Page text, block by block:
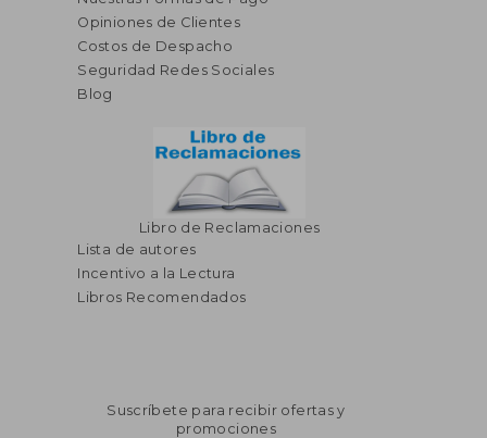
55%
dcto.
S/ 236,77
S/ 106,55
Opiniones de Clientes
Costos de Despacho
Seguridad Redes Sociales
Blog
Libro de Reclamaciones
Lista de autores
Incentivo a la Lectura
Libros Recomendados
Suscríbete para recibir ofertas y
promociones